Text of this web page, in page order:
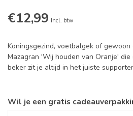
€12,99 Incl. btw
Koningsgezind, voetbalgek of gewoon
Mazagran 'Wij houden van Oranje'
beker zit je altijd in het juiste
Wil je een gratis